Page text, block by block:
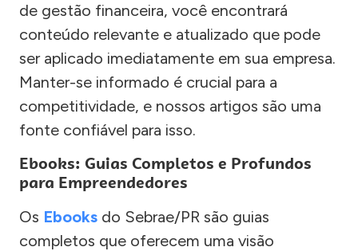
de gestão financeira, você encontrará
conteúdo relevante e atualizado que pode
ser aplicado imediatamente em sua empresa.
Manter-se informado é crucial para a
competitividade, e nossos artigos são uma
fonte confiável para isso.
Ebooks: Guias Completos e Profundos
para Empreendedores
Os Ebooks do Sebrae/PR são guias
completos que oferecem uma visão